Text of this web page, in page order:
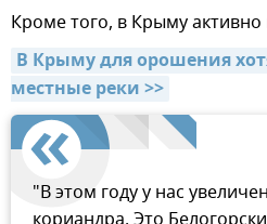
Кроме того, в Крыму
В Крыму для орошения
местные реки >>
"В этом году у нас